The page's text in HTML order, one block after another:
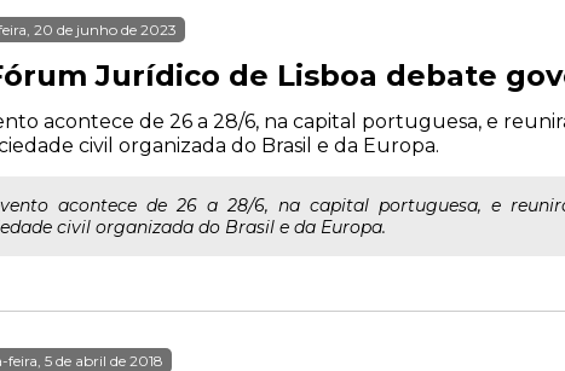
20 de junho de 2023
Jurídico de Lisboa debate
acontece de 26 a 28/6, na capital portuguesa, e
civil organizada do Brasil e da Europa.
acontece de 26 a 28/6, na capital portuguesa, e
civil organizada do Brasil e da Europa.
5 de abril de 2018